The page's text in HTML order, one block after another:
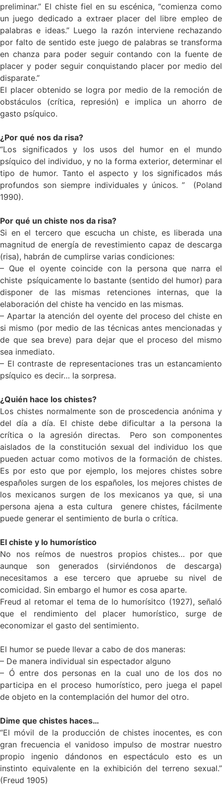
preliminar.” El chiste fiel en su escénica, “comienza como
un juego dedicado a extraer placer del libre empleo de
palabras e ideas.” Luego la razón interviene rechazando
por falto de sentido este juego de palabras se transforma
en chanza para poder seguir contando con la fuente de
placer y poder seguir conquistando placer por medio del
disparate.”
El placer obtenido se logra por medio de la remoción de
obstáculos (crítica, represión) e implica un ahorro de
gasto psíquico.
¿Por qué nos da risa?
“Los significados y los usos del humor en el mundo
psíquico del individuo, y no la forma exterior, determinar el
tipo de humor. Tanto el aspecto y los significados más
profundos son siempre individuales y únicos. ” (Poland
1990).
Por qué un chiste nos da risa?
Si en el tercero que escucha un chiste, es liberada una
magnitud de energía de revestimiento capaz de descarga
(risa), habrán de cumplirse varias condiciones:
– Que el oyente coincide con la persona que narra el
chiste psíquicamente lo bastante (sentido del humor) para
disponer de las mismas retenciones internas, que la
elaboración del chiste ha vencido en las mismas.
– Apartar la atención del oyente del proceso del chiste en
si mismo (por medio de las técnicas antes mencionadas y
de que sea breve) para dejar que el proceso del mismo
sea inmediato.
– El contraste de representaciones tras un estancamiento
psíquico es decir… la sorpresa.
¿Quién hace los chistes?
Los chistes normalmente son de proscedencia anónima y
del día a día. El chiste debe dificultar a la persona la
crítica o la agresión directas. Pero son componentes
aislados de la constitución sexual del individuo los que
pueden actuar como motivos de la formación de chistes.
Es por esto que por ejemplo, los mejores chistes sobre
españoles surgen de los españoles, los mejores chistes de
los mexicanos surgen de los mexicanos ya que, si una
persona ajena a esta cultura genere chistes, fácilmente
puede generar el sentimiento de burla o crítica.
El chiste y lo humorístico
No nos reímos de nuestros propios chistes… por que
aunque son generados (sirviéndonos de descarga)
necesitamos a ese tercero que apruebe su nivel de
comicidad. Sin embargo el humor es cosa aparte.
Freud al retomar el tema de lo humorísitco (1927), señaló
que el rendimiento del placer humorístico, surge de
economizar el gasto del sentimiento.
El humor se puede llevar a cabo de dos maneras:
– De manera individual sin espectador alguno
– Ó entre dos personas en la cual uno de los dos no
participa en el proceso humorístico, pero juega el papel
de objeto en la contemplación del humor del otro.
Dime que chistes haces…
“El móvil de la producción de chistes inocentes, es con
gran frecuencia el vanidoso impulso de mostrar nuestro
propio ingenio dándonos en espectáculo esto es un
instinto equivalente en la exhibición del terreno sexual.”
(Freud 1905)